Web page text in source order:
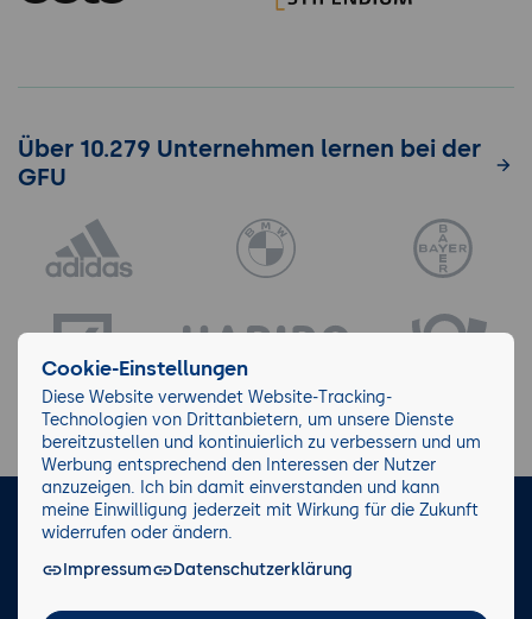
Über 10.279 Unternehmen lernen bei der
GFU
LinkedIn Facebook
Cookie-Einstellungen
Diese Website verwendet Website-Tracking-
Technologien von Drittanbietern, um unsere Dienste
bereitzustellen und kontinuierlich zu verbessern und um
Werbung entsprechend den Interessen der Nutzer
anzuzeigen. Ich bin damit einverstanden und kann
meine Einwilligung jederzeit mit Wirkung für die Zukunft
widerrufen oder ändern.
Impressum
Datenschutzerklärung